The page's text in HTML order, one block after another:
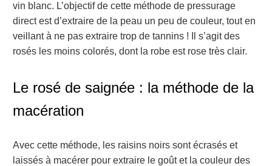
vin blanc. L’objectif de cette méthode de pressurage
direct est d’extraire de la peau un peu de couleur, tout en
veillant à ne pas extraire trop de tannins ! Il s’agit des
rosés les moins colorés, dont la robe est rose très clair.
Le rosé de saignée : la méthode de la
macération
Avec cette méthode, les raisins noirs sont écrasés et
laissés à macérer pour extraire le goût et la couleur des